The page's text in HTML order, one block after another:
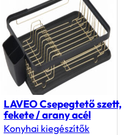
LAVEO Csepegtető szett,
fekete / arany acél
Konyhai kiegészítők